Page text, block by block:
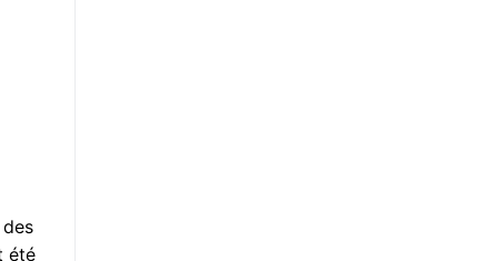
été